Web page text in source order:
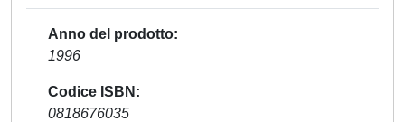
Anno del prodotto
1996
Codice ISBN
0818676035